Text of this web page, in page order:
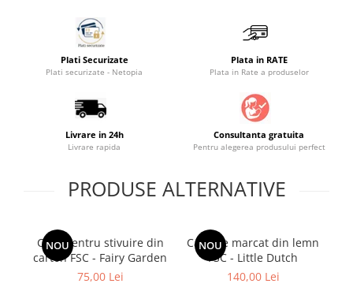
Saltele masa de infasat
Monitorizare video
Perne pentru bebe
Piscine cu bile
Pompe de san
Protectie saltea patut
Saltele 140x70 cm
Saltele 160x80 cm
Saltele120x60 cm
Plati Securizate
Plati securizate - Netopia
Plata in RATE
Plata in Rate a produselor
Livrare in 24h
Livrare rapida
Consultanta gratuita
Pentru alegerea produsului perfect
PRODUSE ALTERNATIVE
NOU
Cutii pentru stivuire din
carton FSC - Fairy Garden
75,00 Lei
NOU
Casa de marcat din lemn
FSC - Little Dutch
140,00 Lei